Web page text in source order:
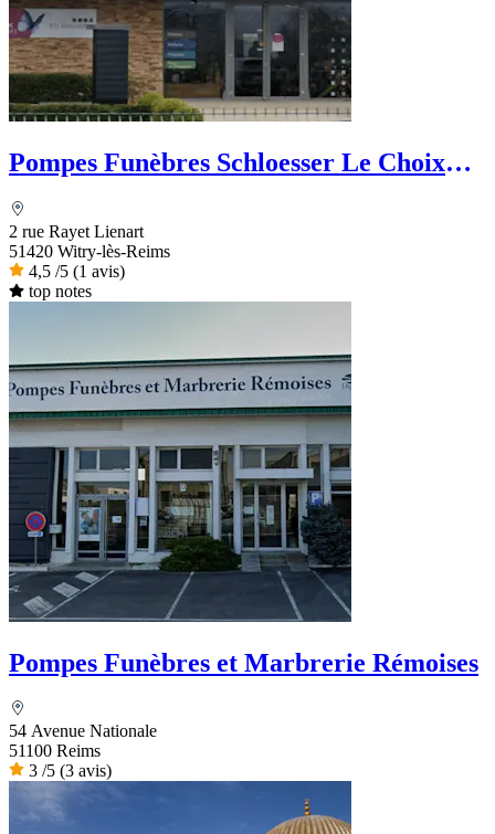
Pompes Funèbres Schloesser Le Choix
2 rue Rayet Lienart
51420 Witry-lès-Reims
4,5 /5 (1 avis)
top notes
Pompes Funèbres et Marbrerie Rémoises
54 Avenue Nationale
51100 Reims
3 /5 (3 avis)